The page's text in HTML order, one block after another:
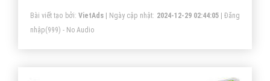
Bài viết tạo bởi: VietAds| Ngày cập nhật: 2024-12-29 02:44:05|Đăng
nhập(999) - No Audio